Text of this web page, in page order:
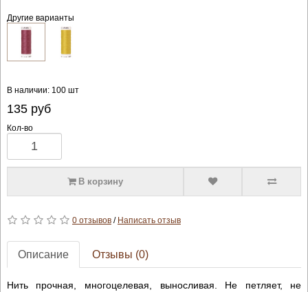
Другие варианты
В наличии: 100 шт
135руб
Кол-во
В корзину
0 отзывов/ Написать отзыв
Описание Отзывы (0)
Нить прочная, многоцелевая, выносливая. Не петляет, не